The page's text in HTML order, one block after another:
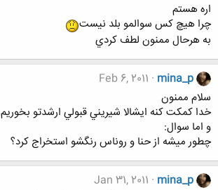
اره هستم
چرا هيچ كس سوالمو بلد نيست
به هرحال ممنون لطف كردي
mina_p
Feb 6, 2011
سلام ممنون
خدا كمكت كنه ايشالا شيريني قبولي ارشدتو بخوريم
و اما سوال:
چطور ميشه از حنا و روناس رنگشو استخراج كرد؟
mina_p
Jan 31, 2011